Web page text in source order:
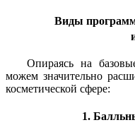
Виды
Опираясь на
можем значительно
косметической сфере:
1.